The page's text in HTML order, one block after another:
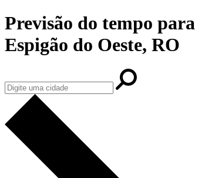
Previsão do tempo para
Espigão do Oeste, RO